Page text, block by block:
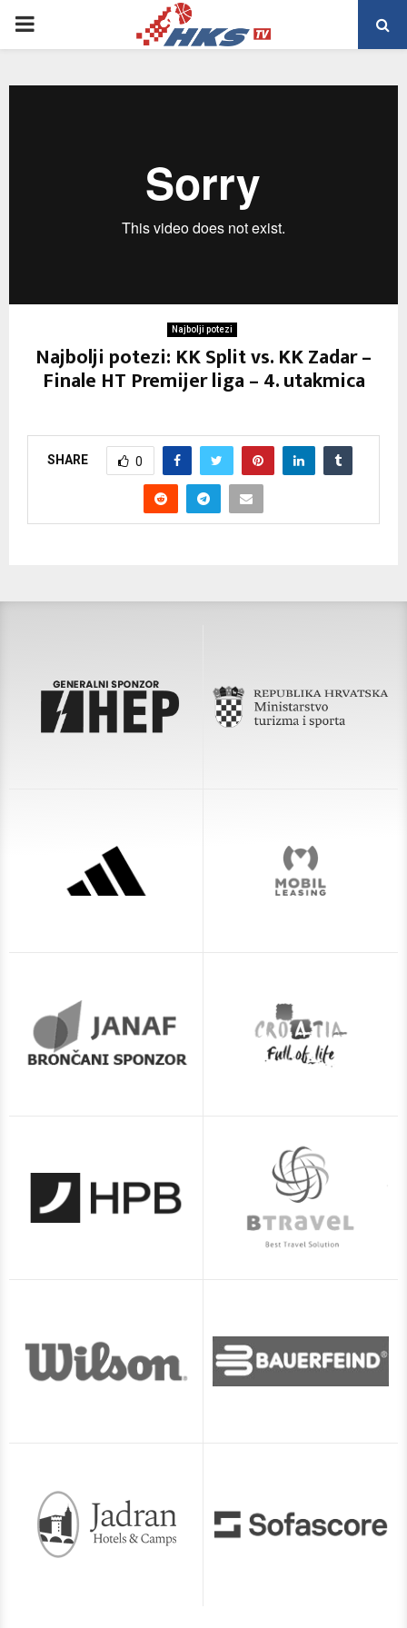
PRIMARY
Najbolji potezi
Najbolji potezi: KK Split vs. KK Zadar –
Finale HT Premijer liga – 4. utakmica
SHARE 0